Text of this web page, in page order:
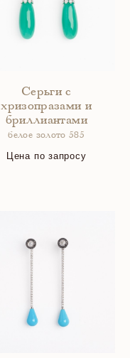
Серьги с
хризопразами и
бриллиантами
белое золото 585
Цена по запросу